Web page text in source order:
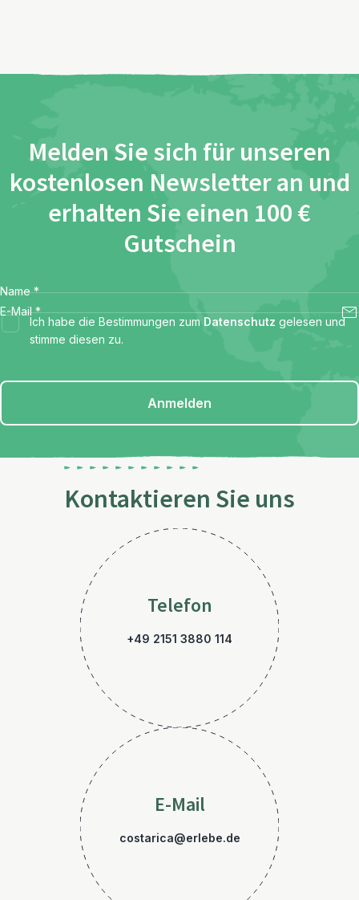
Melden Sie sich für unseren
kostenlosen Newsletter an und
erhalten Sie einen 100 €
Gutschein
Name *
E-Mail *
Ich habe die Bestimmungen zum Datenschutz gelesen und
stimme diesen zu.
Anmelden
Kontaktieren Sie uns
Telefon
+49 2151 3880 114
E-Mail
costarica@erlebe.de